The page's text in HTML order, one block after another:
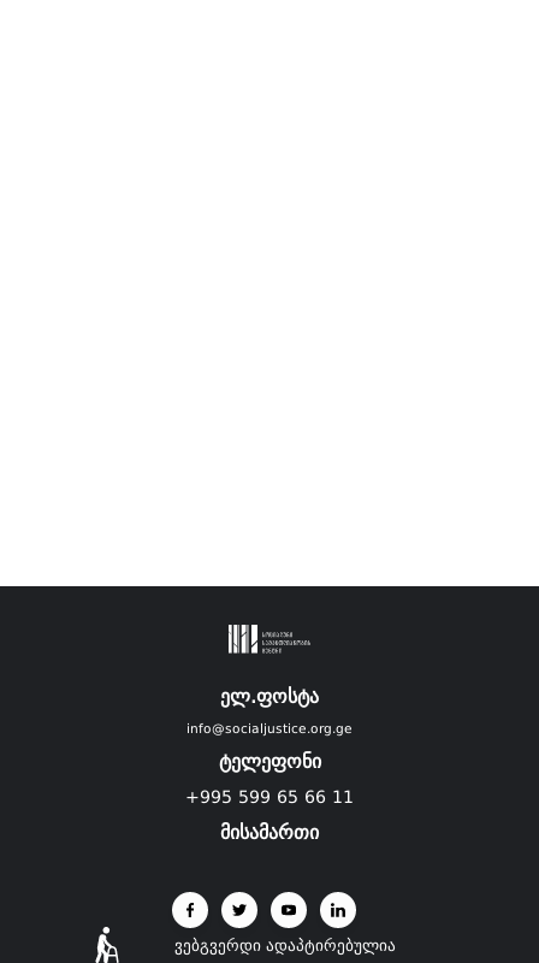
ელ.ფოსტა
info@socialjustice.org.ge
ტელეფონი
+995 599 65 66 11
მისამართი
ვებგვერდი ადაპტირებულია